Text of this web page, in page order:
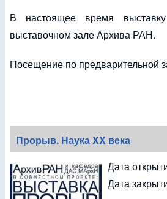
В настоящее время
выставочном зале Архива РАН.
Посещение по предварительной
Прорыв. Наука XX века
Дата
Дата